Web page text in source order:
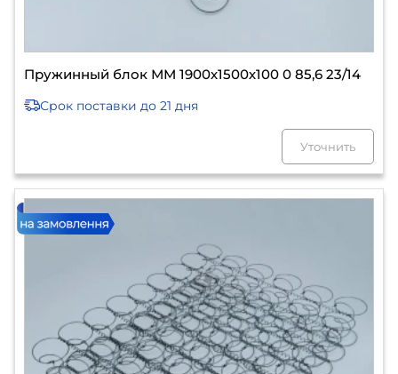
Пружинный блок ММ 1900х1500х100 0 85,6 23/14
Срок поставки до 21 дня
Уточнить